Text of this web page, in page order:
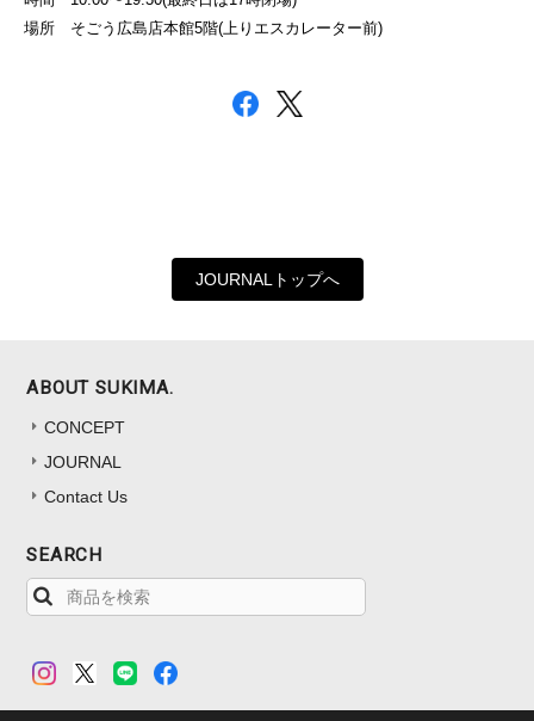
場所 そごう広島店本館5階(上りエスカレーター前)
JOURNALトップへ
ABOUT SUKIMA.
CONCEPT
JOURNAL
Contact Us
SEARCH